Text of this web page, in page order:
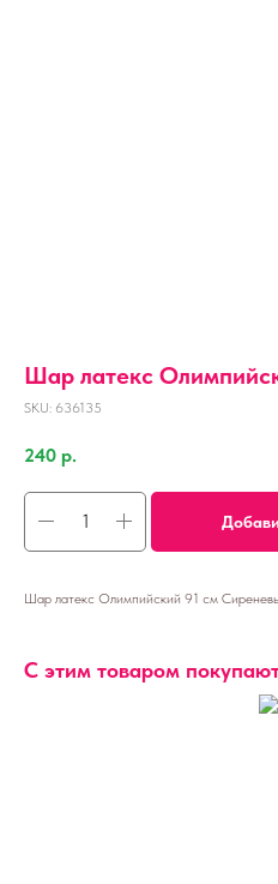
Шар латекс
SKU: 636135
240 р.
Шар латекс Олимпийский 91 см
С этим товаром